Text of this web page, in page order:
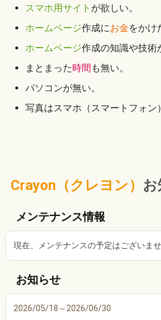
スマホ用サイト が欲しい。
ホームページ作成にお金をかけ
ホームページ作成の知識や技術
まとまった時間 も無い。
パソコンが無い。
写真はスマホ（スマートフォン
Crayon（クレヨン） お
メンテナンス情報
現在、メンテナンスの予定はございませ
お知らせ
2026/05/18～2026/06/30